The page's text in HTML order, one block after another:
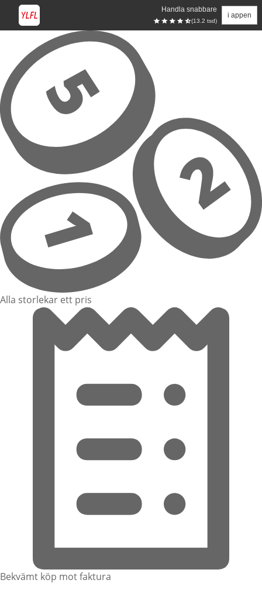
Handla snabbare
(13.2 tsd)
i appen
Hoppa till huvudinnehåll
Alla storlekar ett pris
Bekvämt köp mot faktura